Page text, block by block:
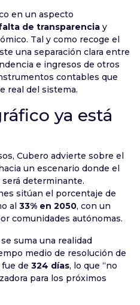
en un aspecto
de transparencia y
Tal y como recoge el
una separación clara entre
e ingresos de otros
contables que
real del sistema.
ya está
Cubero advierte sobre el
un escenario donde el
determinante.
sitúan el porcentaje de
al 33% en 2050, con un
comunidades autónomas.
suma una realidad
medio de resolución de
de 324 días, lo que “no
para los próximos